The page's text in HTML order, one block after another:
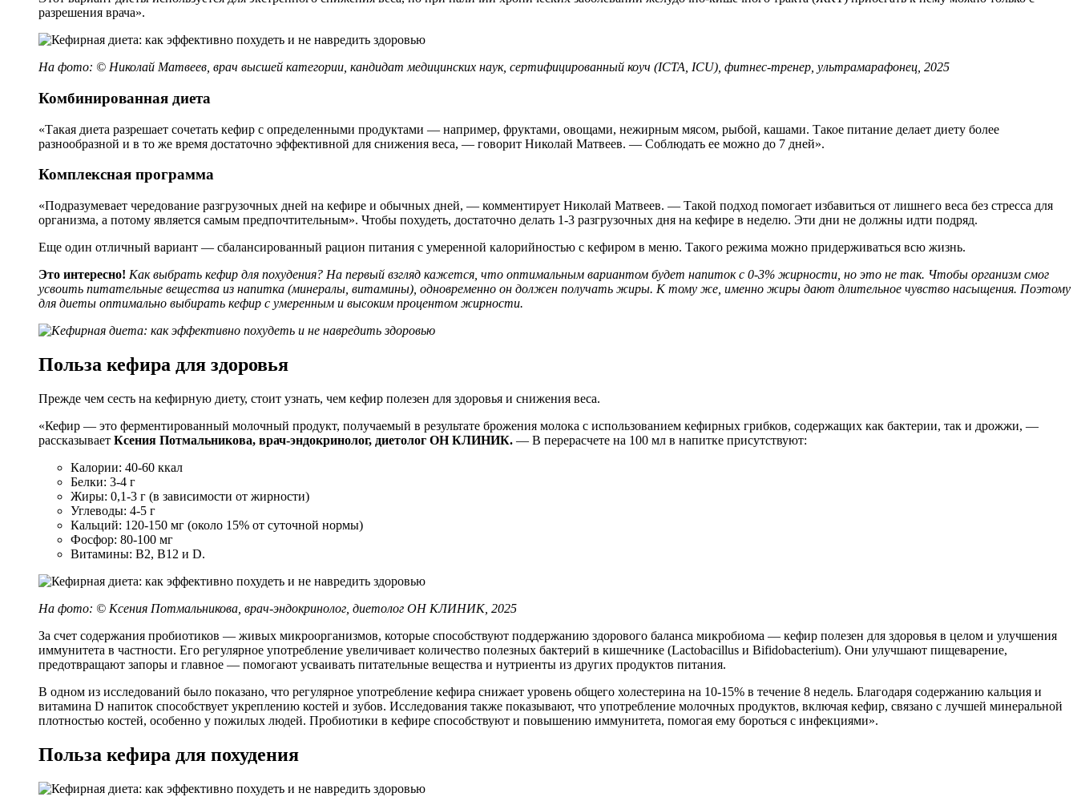
разрешения врача».
На фото: © Николай Матвеев, врач высшей категории, кандидат медицинских наук, сертифицированный коуч (ICTA, ICU), фитнес-тренер, ультрамарафонец, 2025
Комбинированная диета
«Такая диета разрешает сочетать кефир с определенными продуктами — например, фруктами, овощами, нежирным мясом, рыбой, кашами. Такое питание делает диету более
разнообразной и в то же время достаточно эффективной для снижения веса, — говорит Николай Матвеев. — Соблюдать ее можно до 7 дней».
Комплексная программа
«Подразумевает чередование разгрузочных дней на кефире и обычных дней, — комментирует Николай Матвеев. — Такой подход помогает избавиться от лишнего веса без стресса для
организма, а потому является самым предпочтительным». Чтобы похудеть, достаточно делать 1-3 разгрузочных дня на кефире в неделю. Эти дни не должны идти подряд.
Еще один отличный вариант — сбалансированный рацион питания с умеренной калорийностью с кефиром в меню. Такого режима можно придерживаться всю жизнь.
Это интересно! Как выбрать кефир для похудения? На первый взгляд кажется, что оптимальным вариантом будет напиток с 0-3% жирности, но это не так. Чтобы организм смог
усвоить питательные вещества из напитка (минералы, витамины), одновременно он должен получать жиры. К тому же, именно жиры дают длительное чувство насыщения. Поэтому
для диеты оптимально выбирать кефир с умеренным и высоким процентом жирности.
Польза кефира для здоровья
Прежде чем сесть на кефирную диету, стоит узнать, чем кефир полезен для здоровья и снижения веса.
«Кефир — это ферментированный молочный продукт, получаемый в результате брожения молока с использованием кефирных грибков, содержащих как бактерии, так и дрожжи, —
рассказывает Ксения Потмальникова, врач-эндокринолог, диетолог ОН КЛИНИК. — В перерасчете на 100 мл в напитке присутствуют:
Калории: 40-60 ккал
Белки: 3-4 г
Жиры: 0,1-3 г (в зависимости от жирности)
Углеводы: 4-5 г
Кальций: 120-150 мг (около 15% от суточной нормы)
Фосфор: 80-100 мг
Витамины: В2, В12 и D.
На фото: © Ксения Потмальникова, врач-эндокринолог, диетолог ОН КЛИНИК, 2025
За счет содержания пробиотиков — живых микроорганизмов, которые способствуют поддержанию здорового баланса микробиома — кефир полезен для здоровья в целом и улучшения
иммунитета в частности. Его регулярное употребление увеличивает количество полезных бактерий в кишечнике (Lactobacillus и Bifidobacterium). Они улучшают пищеварение,
предотвращают запоры и главное — помогают усваивать питательные вещества и нутриенты из других продуктов питания.
В одном из исследований было показано, что регулярное употребление кефира снижает уровень общего холестерина на 10-15% в течение 8 недель. Благодаря содержанию кальция и
витамина D напиток способствует укреплению костей и зубов. Исследования также показывают, что употребление молочных продуктов, включая кефир, связано с лучшей минеральной
плотностью костей, особенно у пожилых людей. Пробиотики в кефире способствуют и повышению иммунитета, помогая ему бороться с инфекциями».
Польза кефира для похудения